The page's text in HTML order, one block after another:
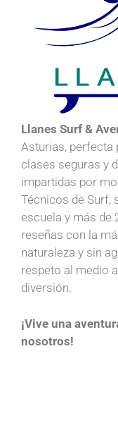
Llanes Surf &
Asturias, perfecta
clases seguras y
impartidas por
Técnicos de Surf,
escuela y más de
reseñas con la
naturaleza y sin
respeto al medio
diversión.
¡Vive una
nosotros!